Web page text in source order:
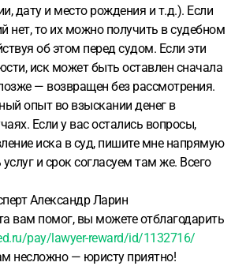
дату и место рождения и т.д.). Если
нет, то их можно получить в судебном
об этом перед судом. Если эти
иск может быть оставлен сначала
— возвращен без рассмотрения.
опыт во взыскании денег в
Если у вас остались вопросы,
иска в суд, пишите мне напрямую
и срок согласуем там же. Всего
Александр Ларин
вам помог, вы можете отблагодарить
pay/lawyer-reward/id/1132716/
несложно — юристу приятно!